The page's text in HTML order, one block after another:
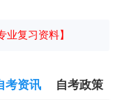
业复习资料】
考资讯 自考政策